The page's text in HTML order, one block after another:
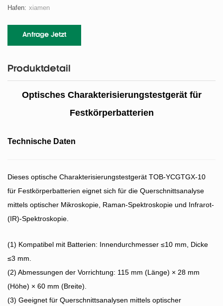
Hafen: xiamen
Anfrage Jetzt
Produktdetail
Optisches Charakterisierungstestgerät für
Festkörperbatterien
Technische Daten
Dieses optische Charakterisierungstestgerät TOB-YCGTGX-10
für Festkörperbatterien eignet sich für die Querschnittsanalyse
mittels optischer Mikroskopie, Raman-Spektroskopie und Infrarot-
(IR)-Spektroskopie.
(1) Kompatibel mit Batterien: Innendurchmesser ≤10 mm, Dicke
≤3 mm.
(2) Abmessungen der Vorrichtung: 115 mm (Länge) × 28 mm
(Höhe) × 60 mm (Breite).
(3) Geeignet für Querschnittsanalysen mittels optischer